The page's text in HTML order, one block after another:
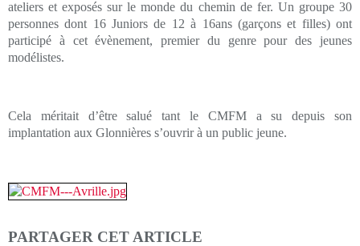
ateliers et exposés sur le monde du chemin de fer. Un groupe 30
personnes dont 16 Juniors de 12 à 16ans (garçons et filles) ont
participé à cet évènement, premier du genre pour des jeunes
modélistes.
Cela méritait d’être salué tant le CMFM a su depuis son
implantation aux Glonnières s’ouvrir à un public jeune.
PARTAGER CET ARTICLE